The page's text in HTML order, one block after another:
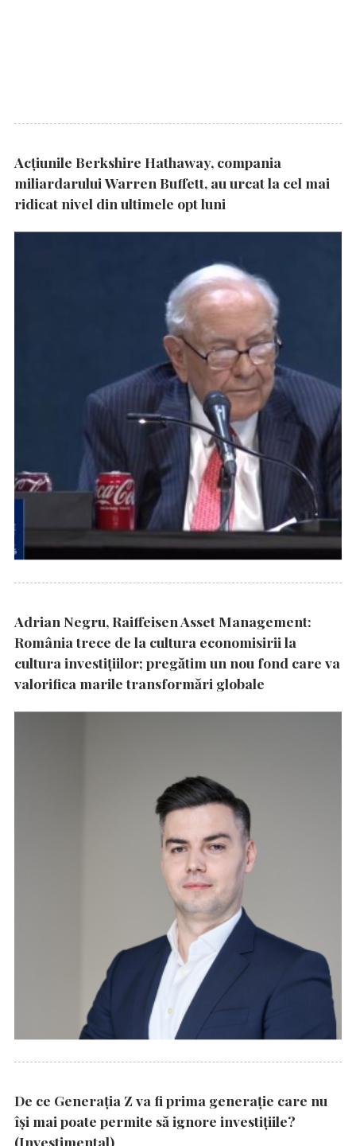
Acțiunile Berkshire Hathaway, compania
miliardarului Warren Buffett, au urcat la cel mai
ridicat nivel din ultimele opt luni
Adrian Negru, Raiffeisen Asset Management:
România trece de la cultura economisirii la
cultura investițiilor; pregătim un nou fond care va
valorifica marile transformări globale
De ce Generația Z va fi prima generație care nu
își mai poate permite să ignore investițiile?
(Investimental)